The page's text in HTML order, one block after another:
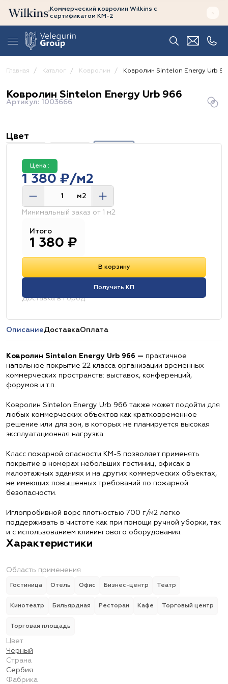
Коммерческий ковролин Wilkins с
сертификатом КМ-2
Главная Каталог Ковролин Ковролин Sintelon Energy Urb
Ковролин Sintelon Energy Urb 966
Артикул: 1003666
Цвет
Цена :
1 380 ₽/м2
м2
Минимальный заказ от 1 м2
Итого
1 380 ₽
В корзину
Получить КП
Доставка в город:
ОписаниеДоставкаОплата
Ковролин Sintelon Energy Urb 966 — практичное
напольное покрытие 22 класса организации временных
коммерческих пространств: выставок, конференций,
форумов и т.п.
Ковролин Sintelon Energy Urb 966 также может подойти для
любых коммерческих объектов как кратковременное
решение или для зон, в которых не планируется высокая
эксплуатационная нагрузка.
Класс пожарной опасности КМ-5 позволяет применять
покрытие в номерах небольших гостиниц, офисах в
малоэтажных зданиях и на других коммерческих объектах,
не имеющих повышенных требований по пожарной
безопасности.
Иглопробивной ворс плотностью 700 г/м2 легко
поддерживать в чистоте как при помощи ручной уборки, так
и с использованием клинингового оборудования.
Характеристики
Область применения
Гостиница Отель Офис Бизнес-центр Театр
Кинотеатр Бильярдная Ресторан Кафе Торговый центр
Торговая площадь
Цвет
Чёрный
Страна
Сербия
Фабрика